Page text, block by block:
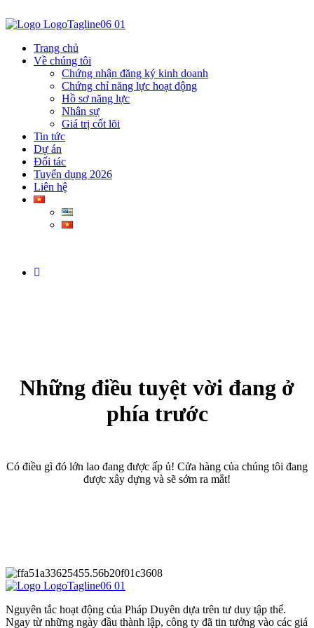
Trang chủ
Về chúng tôi
Chứng nhận đăng ký kinh doanh
Chứng chỉ năng lực hoạt động
Hồ sơ năng lực
Nhân sự
Giá trị cốt lõi
Tin tức
Dự án
Đối tác
Tuyển dụng 2026
Liên hệ
Những điều tuyệt vời đang ở
phía trước
Có điều gì đó lớn lao đang được ấp ủ! Cửa hàng của chúng tôi đang
được xây dựng và sẽ sớm ra mắt!
Nguyên tắc hoạt động của Pháp Duyên dựa trên tư duy tập thể.
Ngay từ những ngày đầu thành lập, công ty đã tin tưởng vào các giá